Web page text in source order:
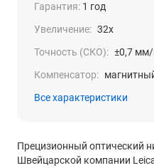
Гарантия: 1 год
Увеличение: 32x
Точность (СКО): ±0,7
Компенсатор:
Все характеристики
Прецизионный оптический
Швейцарской компании